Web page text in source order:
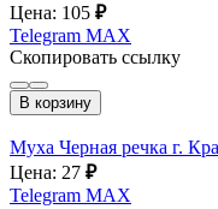
Цена: 105 ₽
Telegram MAX
Скопировать ссылку
В корзину
Муха Черная речка г.
Цена: 27 ₽
Telegram MAX